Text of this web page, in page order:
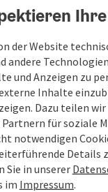
und
der Website
andere
und Anzeigen zu
Inhalte
Dazu teilen
für soziale
notwendigen
Details
Sie in unserer
im Impressum.